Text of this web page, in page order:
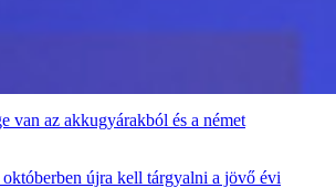
van az akkugyárakból és a német
újra kell tárgyalni a jövő évi